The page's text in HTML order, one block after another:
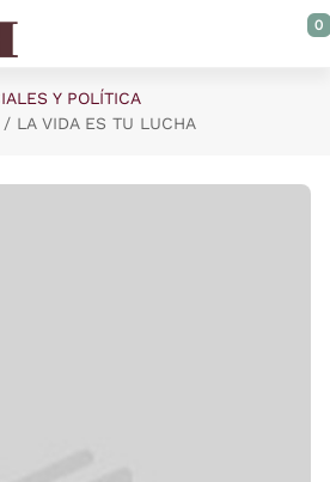
0
Y POLÍTICA
LA VIDA ES TU LUCHA